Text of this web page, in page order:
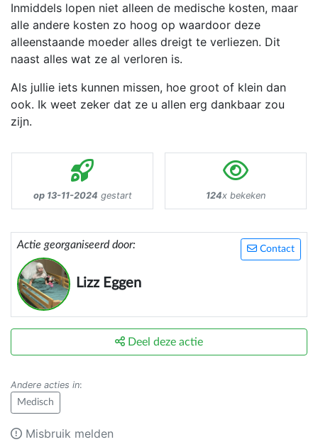
Inmiddels lopen niet alleen de medische kosten, maar
alle andere kosten zo hoog op waardoor deze
alleenstaande moeder alles dreigt te verliezen. Dit
naast alles wat ze al verloren is.
Als jullie iets kunnen missen, hoe groot of klein dan
ook. Ik weet zeker dat ze u allen erg dankbaar zou
zijn.
op 13-11-2024 gestart 124x bekeken
Contact
Actie georganiseerd door:
Lizz Eggen
Deel deze actie
Andere acties in:
Medisch
Misbruik melden